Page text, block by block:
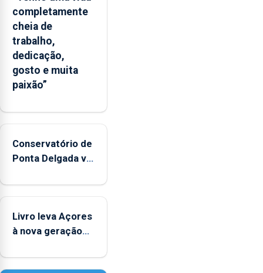
completamente
cheia de
trabalho,
dedicação,
gosto e muita
paixão”
Conservatório de
Ponta Delgada vai
novos
Livro leva Açores
à nova geração